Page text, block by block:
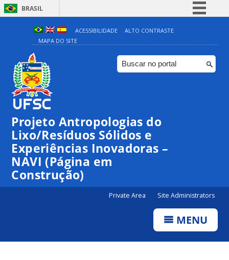
BRASIL
Simplifique!
Comunica BR
Participe
ACESSIBILIDADE
ALTO CONTRASTE
MAPA DO SITE
Projeto Antropologias do
Lixo/Resíduos Sólidos e
Experiências Inovadoras –
NAVI (Página em
Construção)
Private Area Site Administrators
MENU